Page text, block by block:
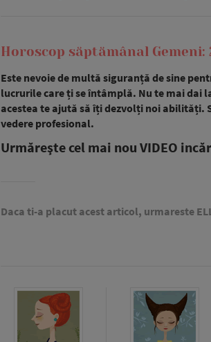
Horoscop săptămânal Gemeni:
Este nevoie de multă siguranță de sine
lucrurile care ți se întâmplă. Nu te mai dai
acestea te ajută să îți dezvolți noi abilități.
vedere profesional.
Urmăreşte cel mai nou VIDEO
Daca ti-a placut acest articol, urmareste